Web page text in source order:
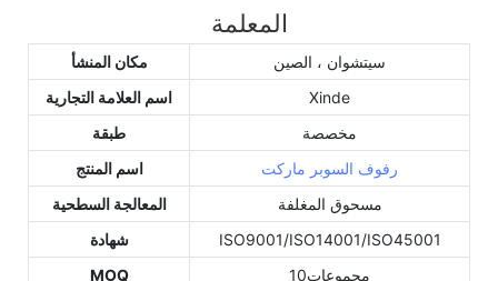
المعلمة
مكان المنشأ
سيتشوان ، الصين
اسم العلامة التجارية
Xinde
طبقة
مخصصة
اسم المنتج
رفوف السوبر ماركت
المعالجة السطحية
مسحوق المغلفة
شهادة
ISO9001/ISO14001/ISO45001
MOQ
مجموعات10